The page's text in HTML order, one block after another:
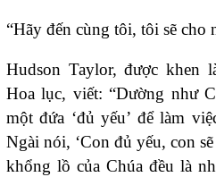
“Hãy đến cùng tôi, tôi sẽ
Hudson Taylor, được khen
Hoa lục, viết: “Dường như
một đứa ‘đủ yếu’ để làm
Ngài nói, ‘Con đủ yếu, con
khổng lồ của Chúa đều là